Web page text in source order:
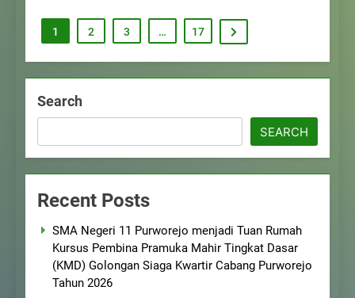
1 2 3 … 17
Search
SEARCH
Recent Posts
SMA Negeri 11 Purworejo menjadi Tuan Rumah
Kursus Pembina Pramuka Mahir Tingkat Dasar
(KMD) Golongan Siaga Kwartir Cabang Purworejo
Tahun 2026